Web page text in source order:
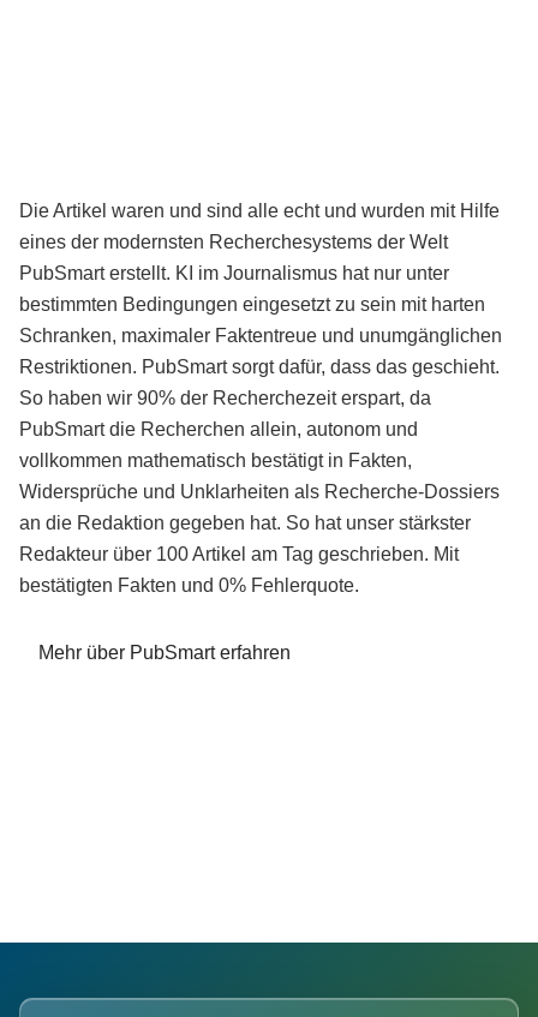
Die Artikel waren und sind alle echt und wurden mit Hilfe
eines der modernsten Recherchesystems der Welt
PubSmart erstellt. KI im Journalismus hat nur unter
bestimmten Bedingungen eingesetzt zu sein mit harten
Schranken, maximaler Faktentreue und unumgänglichen
Restriktionen. PubSmart sorgt dafür, dass das geschieht.
So haben wir 90% der Recherchezeit erspart, da
PubSmart die Recherchen allein, autonom und
vollkommen mathematisch bestätigt in Fakten,
Widersprüche und Unklarheiten als Recherche-Dossiers
an die Redaktion gegeben hat. So hat unser stärkster
Redakteur über 100 Artikel am Tag geschrieben. Mit
bestätigten Fakten und 0% Fehlerquote.
Mehr über PubSmart erfahren